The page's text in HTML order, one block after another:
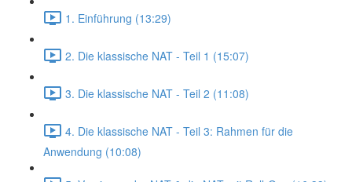
1. Einführung (13:29)
2. Die klassische NAT - Teil 1 (15:07)
3. Die klassische NAT - Teil 2 (11:08)
4. Die klassische NAT - Teil 3: Rahmen für die
Anwendung (10:08)